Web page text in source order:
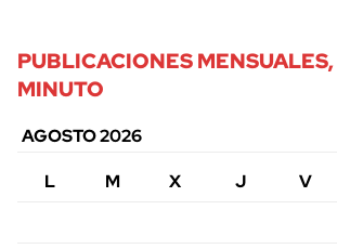
PUBLICACIONES
MINUTO
AGOSTO 2026
L
M X J V